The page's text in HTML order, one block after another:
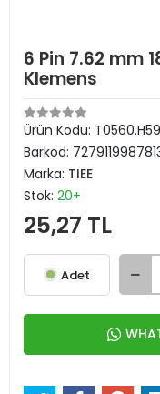
6 Pin 7.62 mm
Klemens
Ürün Kodu: T0560.H59
Barkod:
Marka: TIEE
Stok: 20+
25,27 TL
Adet